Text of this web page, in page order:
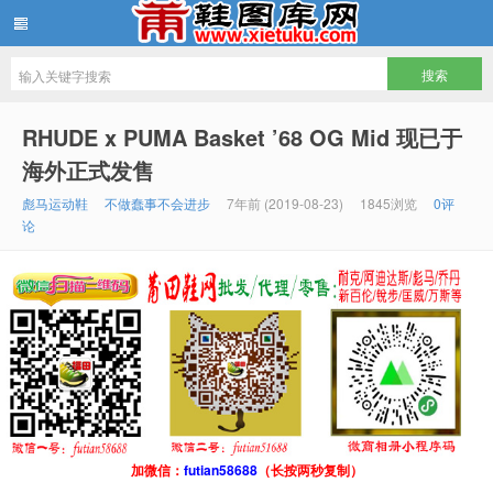
RHUDE x PUMA Basket ’68 OG Mid 现已于
海外正式发售
彪马运动鞋 不做蠢事不会进步 7年前 (2019-08-23) 1845浏览
0评
论
加微信： futian58688（长按两秒复制）